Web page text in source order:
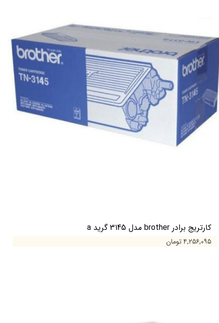
کارتریج برادر brother مدل 3145 گرید a
۴,۲۵۶,۰۹۵ تومان